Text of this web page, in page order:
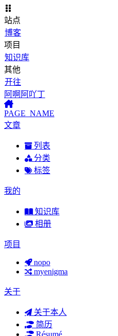
站点
博客
项目
知识库
其他
开往
阿啊阿吖丁
PAGE_NAME
文章
列表
分类
标签
我的
知识库
相册
项目
nopo
myenigma
关于
关于本人
简历
Résumé